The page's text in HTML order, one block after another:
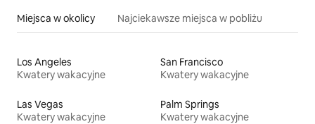
Miejsca w okolicy Najciekawsze miejsca w pobliżu
Los Angeles
Kwatery wakacyjne
San Francisco
Kwatery wakacyjne
Las Vegas
Kwatery wakacyjne
Palm Springs
Kwatery wakacyjne